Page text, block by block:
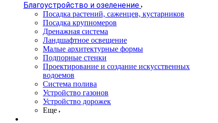
Благоустройство и озеленение
Посадка растений, саженцев, кустарников
Посадка крупномеров
Дренажная система
Ландшафтное освещение
Малые архитектурные формы
Подпорные стенки
Проектирование и создание искусственных
водоемов
Система полива
Устройство газонов
Устройство дорожек
Еще